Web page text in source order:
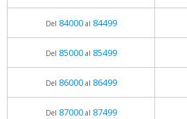
Del 84000al 84499
Del 85000al 85499
Del 86000al 86499
Del 87000al 87499